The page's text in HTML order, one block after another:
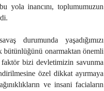
yola inancını, toplumumuzun
durumunda yaşadığımızı
bütünlüğünü onarmaktan önemli
bizi devletimizin savunma
özel dikkat ayırmaya
ve insani faciaların